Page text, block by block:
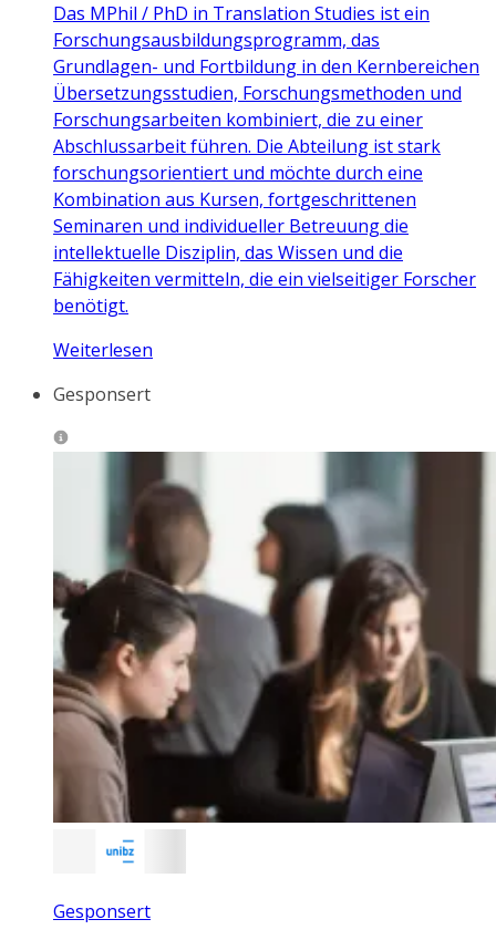
Das MPhil / PhD in Translation Studies ist ein
Forschungsausbildungsprogramm, das
Grundlagen- und Fortbildung in den Kernbereichen
Übersetzungsstudien, Forschungsmethoden und
Forschungsarbeiten kombiniert, die zu einer
Abschlussarbeit führen. Die Abteilung ist stark
forschungsorientiert und möchte durch eine
Kombination aus Kursen, fortgeschrittenen
Seminaren und individueller Betreuung die
intellektuelle Disziplin, das Wissen und die
Fähigkeiten vermitteln, die ein vielseitiger Forscher
benötigt.
Weiterlesen
Gesponsert
Gesponsert